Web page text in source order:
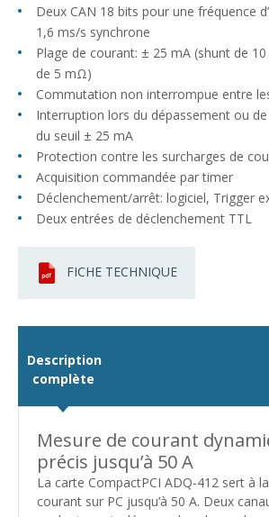
Deux CAN 18 bits pour une fréquence
1,6 ms/s synchrone
Plage de courant: ± 25 mA (shunt de
de 5 mΩ)
Commutation non interrompue entre
Interruption lors du dépassement ou
du seuil ± 25 mA
Protection contre les surcharges de
Acquisition commandée par timer
Déclenchement/arrêt: logiciel, Trigger
Deux entrées de déclenchement TTL
FICHE TECHNIQUE
Description
complète
Mesure de courant
précis jusqu’à 50 A
La carte CompactPCI ADQ-412 sert à
courant sur PC jusqu’à 50 A. Deux